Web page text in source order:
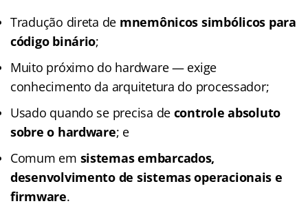
Tradução direta de mnemônicos simbólicos para
código binário;
Muito próximo do hardware — exige
conhecimento da arquitetura do processador;
Usado quando se precisa de controle absoluto
sobre o hardware; e
Comum em sistemas embarcados,
desenvolvimento de sistemas operacionais e
firmware.